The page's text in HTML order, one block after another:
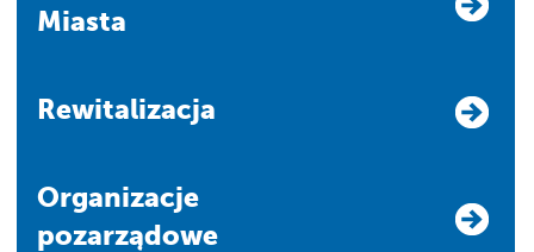
Miasta
Rewitalizacja
Organizacje
pozarządowe